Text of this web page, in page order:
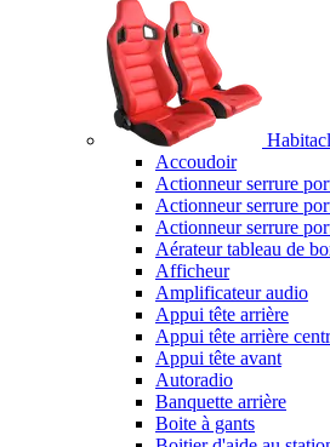
Accoudoir
Actionneur serrure
Actionneur serrure
Actionneur serrure
Aérateur tableau de
Afficheur
Amplificateur audio
Appui tête arrière
Appui tête arrière
Appui tête avant
Autoradio
Banquette arrière
Boite à gants